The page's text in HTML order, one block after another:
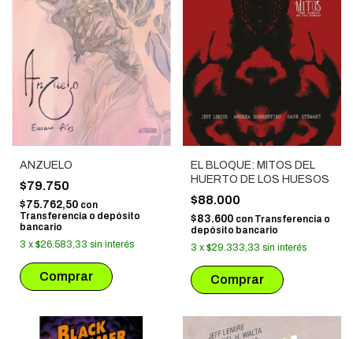
ANZUELO
$79.750
$75.762,50 con
Transferencia o depósito
bancario
3 x $26.583,33 sin interés
EL BLOQUE: MITOS DEL
HUERTO DE LOS HUESOS
$88.000
$83.600 con Transferencia o
depósito bancario
3 x $29.333,33 sin interés